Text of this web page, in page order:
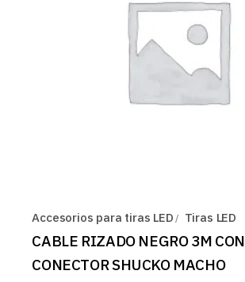
Accesorios para tiras LED Tiras LED
CABLE RIZADO NEGRO 3M CON
CONECTOR SHUCKO MACHO